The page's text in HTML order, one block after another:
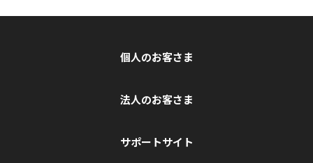
個人のお客さま
法人のお客さま
サポートサイト